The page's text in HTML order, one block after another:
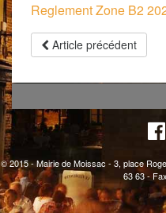
Reglement Zone B2
Article précédent
© 2015 - Mairie de Moissac - 3, place
63 63 -